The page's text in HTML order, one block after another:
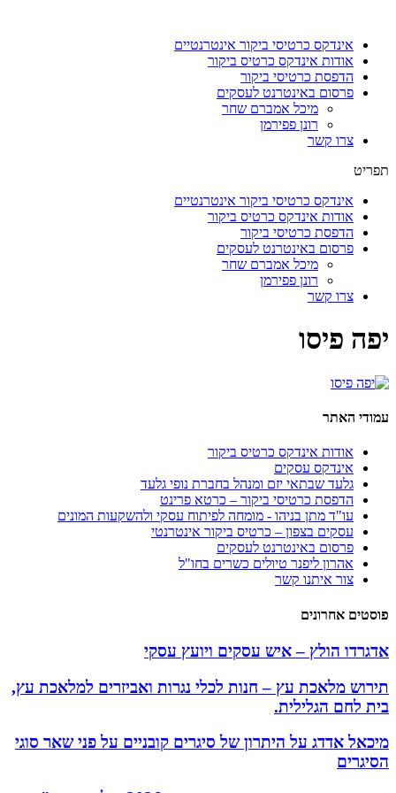
אינדקס כרטיסי ביקור אינטרנטיים
אודות אינדקס כרטיס ביקור
הדפסת כרטיסי ביקור
פרסום באינטרנט לעסקים
מיכל אמברם שחר
רונן פפירמן
צרו קשר
תפריט
אינדקס כרטיסי ביקור אינטרנטיים
אודות אינדקס כרטיס ביקור
הדפסת כרטיסי ביקור
פרסום באינטרנט לעסקים
מיכל אמברם שחר
רונן פפירמן
צרו קשר
יפה פיסו
עמודי האתר
אודות אינדקס כרטיס ביקור
אינדקס עסקים
גלעד שבתאי יזם ומנהל בחברת נופי גלעד
הדפסת כרטיסי ביקור – כרטא פרינט
עו"ד מתן בניהו - מומחה לפיתוח עסקי ולהשקעות המונים
עסקים בצפון – כרטיס ביקור אינטרנטי
פרסום באינטרנט לעסקים
אהרון ליפנר טיולים כשרים בחו"ל
צור איתנו קשר
פוסטים אחרונים
אדגרדו הולץ – איש עסקים ויועץ עסקי
תירוש מלאכת עץ – חנות לכלי נגרות ואביזרים למלאכת עץ,
בית לחם הגלילית.
מיכאל אדדג על היתרון של סיגרים קובניים על פני שאר סוגי
הסיגרים